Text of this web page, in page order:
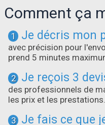
Comment ça
1 Je décris mon
avec précision pour
prend 5 minutes
2 Je reçois 3
des professionnels de
les prix et les prestations.
3 Je fais ce que